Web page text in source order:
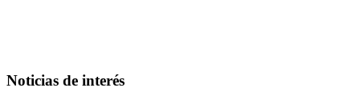
Noticias de interés